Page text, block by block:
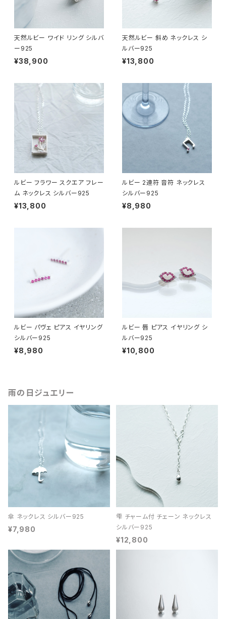
天然ルビー ワイド リング シルバ
ー925
¥38,900
天然ルビー 斜め ネックレス シ
ルバー925
¥13,800
ルビー フラワー スクエア フレー
ム ネックレス シルバー925
¥13,800
ルビー 2連符 音符 ネックレス
シルバー925
¥8,980
ルビー パヴェ ピアス イヤリング
シルバー925
¥8,980
ルビー 唇 ピアス イヤリング シ
ルバー925
¥10,800
雨の日ジュエリー
傘 ネックレス シルバー925
¥7,980
雫 チャーム付 チェーン ネックレス
シルバー925
¥12,800